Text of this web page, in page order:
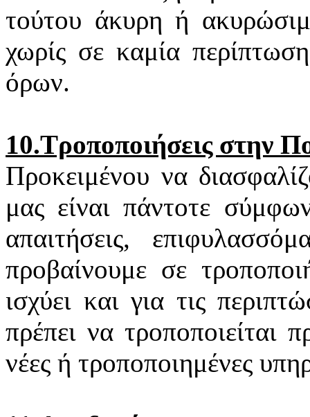
τούτου άκυρη ή
χωρίς σε καμία
όρων.
10.Τροποποιήσεις στην
Προκειμένου να
μας είναι πάντοτε
απαιτήσεις,
προβαίνουμε σε
ισχύει και για τις
πρέπει να τροποποιείται
νέες ή τροποποιημένες